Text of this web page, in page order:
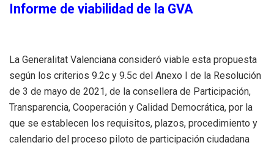
Informe de viabilidad de la GVA
La Generalitat Valenciana consideró viable esta propuesta
según los criterios 9.2c y 9.5c del Anexo I de la Resolución
de 3 de mayo de 2021, de la consellera de Participación,
Transparencia, Cooperación y Calidad Democrática, por la
que se establecen los requisitos, plazos, procedimiento y
calendario del proceso piloto de participación ciudadana